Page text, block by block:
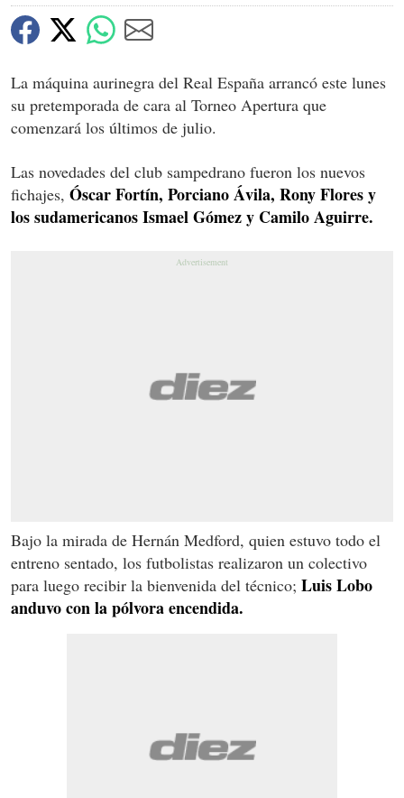
La máquina aurinegra del Real España arrancó este lunes
su pretemporada de cara al Torneo Apertura que
comenzará los últimos de julio.
Las novedades del club sampedrano fueron los nuevos
fichajes, Óscar Fortín, Porciano Ávila, Rony Flores y
los sudamericanos Ismael Gómez y Camilo Aguirre.
Bajo la mirada de Hernán Medford, quien estuvo todo el
entreno sentado, los futbolistas realizaron un colectivo
para luego recibir la bienvenida del técnico; Luis Lobo
anduvo con la pólvora encendida.